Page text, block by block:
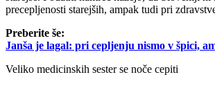
precepljenosti starejših, ampak tudi pri
Preberite še:
Janša je lagal: pri cepljenju nismo v špici,
Veliko medicinskih sester se noče cepiti